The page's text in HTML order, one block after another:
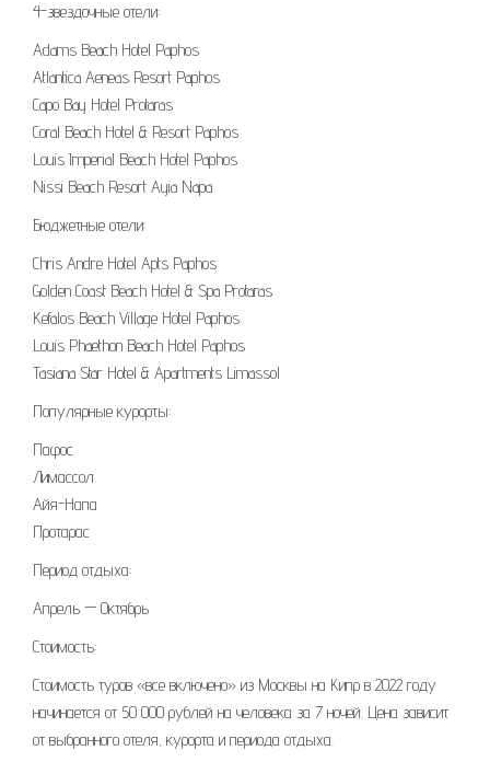
4-звездочные отели:
Adams Beach Hotel Paphos
Atlantica Aeneas Resort Paphos
Capo Bay Hotel Protaras
Coral Beach Hotel & Resort Paphos
Louis Imperial Beach Hotel Paphos
Nissi Beach Resort Ayia Napa
Бюджетные отели:
Chris Andre Hotel Apts Paphos
Golden Coast Beach Hotel & Spa Protaras
Kefalos Beach Village Hotel Paphos
Louis Phaethon Beach Hotel Paphos
Tasiana Star Hotel & Apartments Limassol
Популярные курорты:
Пафос
Лимассол
Айя-Напа
Протарас
Период отдыха:
Апрель — Октябрь
Стоимость:
Стоимость туров «все включено» из Москвы на Кипр в 2022 году
начинается от 50 000 рублей на человека за 7 ночей. Цена зависит
от выбранного отеля, курорта и периода отдыха.